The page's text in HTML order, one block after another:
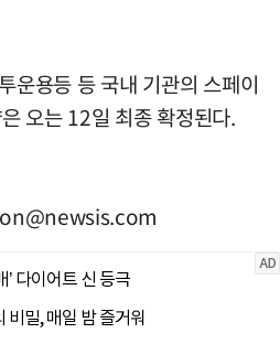
운용등 등 국내 기관의 스페이
오는 12일 최종 확정된다.